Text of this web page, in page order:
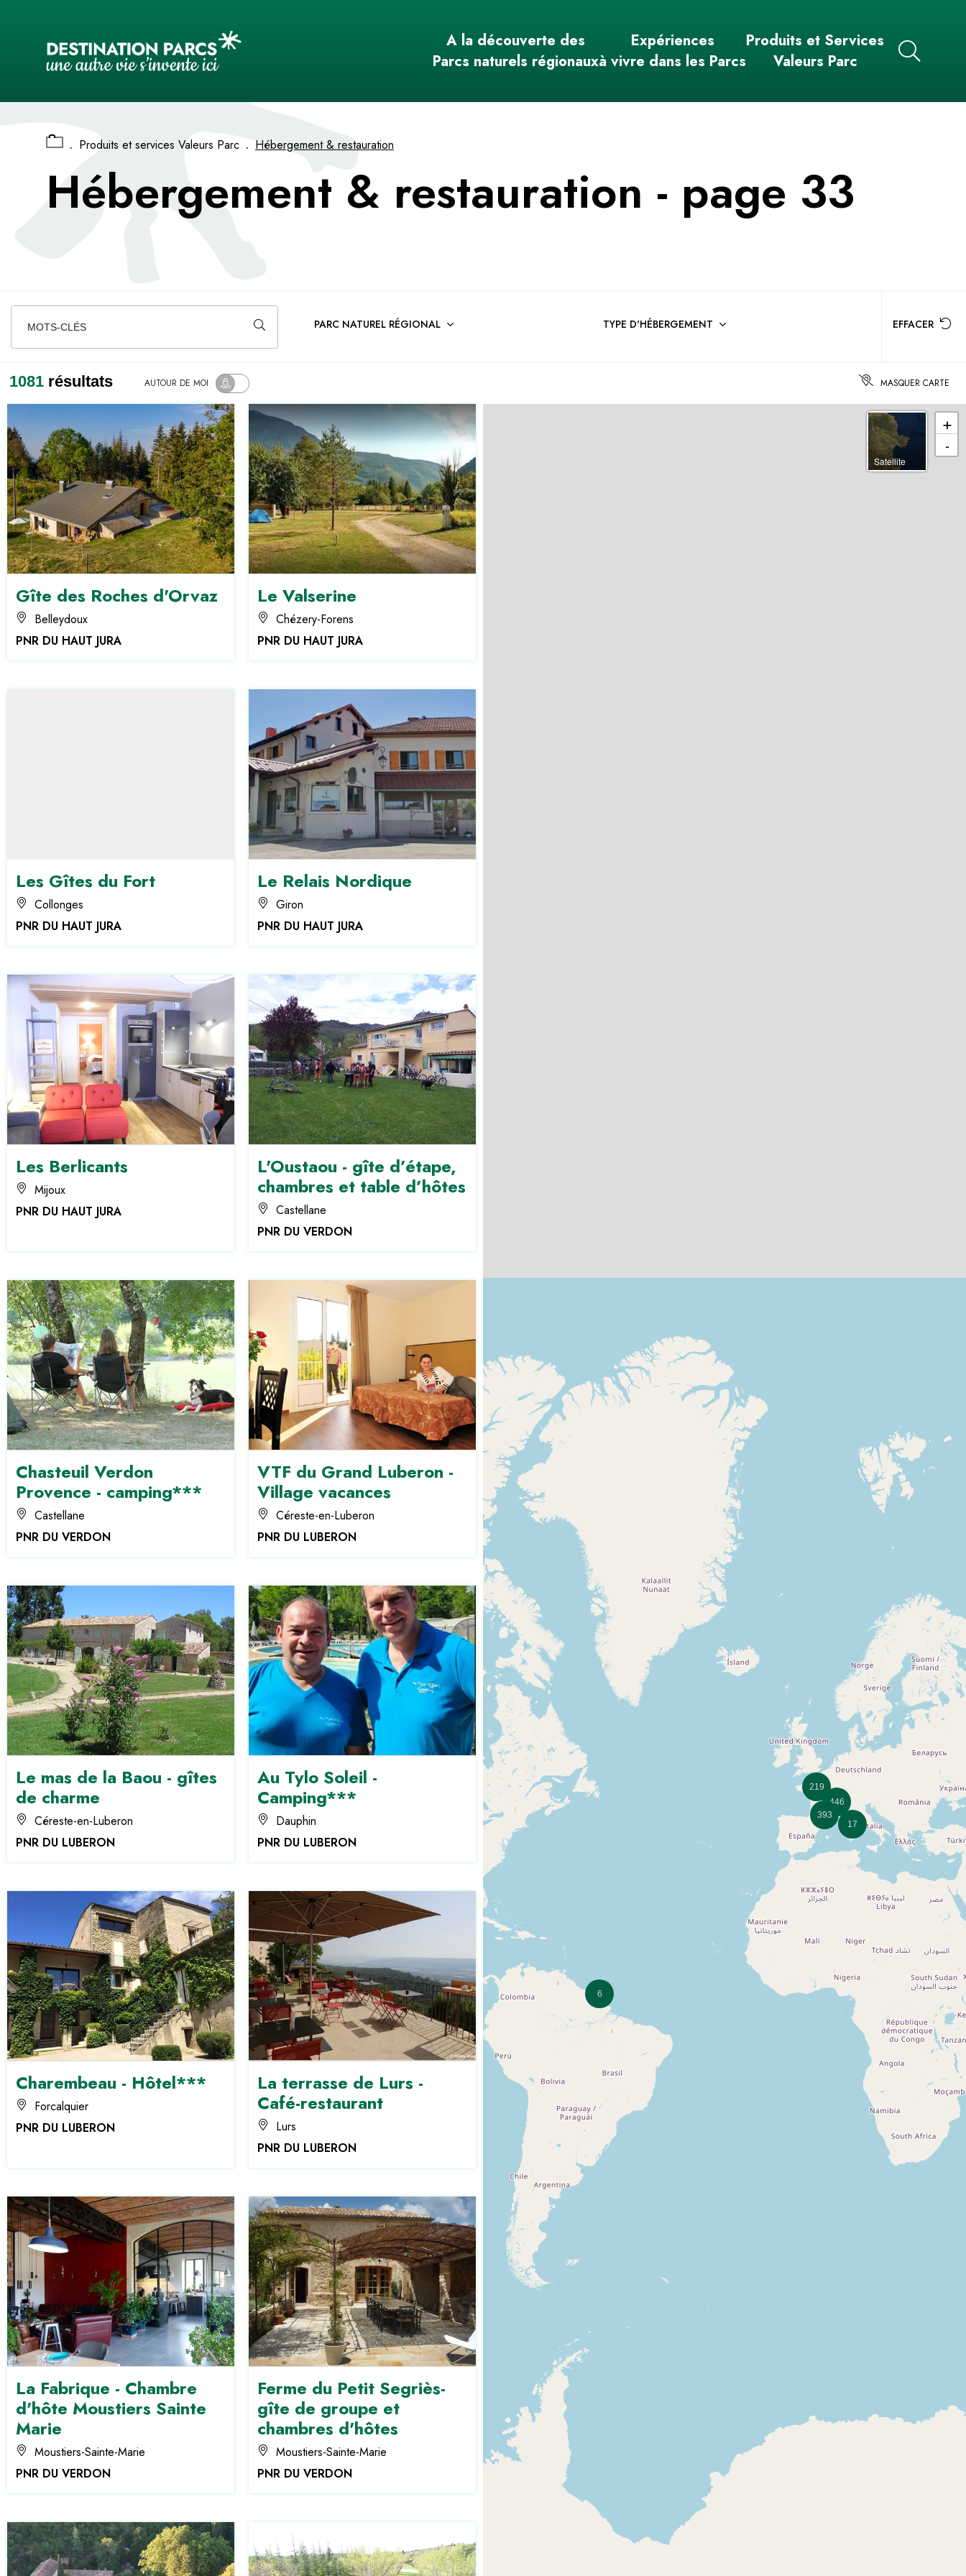
A la découverte des
Parcs naturels régionaux
Expériences
à vivre dans les Parcs
Produits et Services
Valeurs Parc
. Produits et services Valeurs Parc . Hébergement & restauration
Hébergement & restauration - page 33
MOTS-CLÉS PARC NATUREL RÉGIONAL TYPE D'HÉBERGEMENT EFFACER
1081 résultats AUTOUR DE MOI MASQUER CARTE
Gîte des Roches d'Orvaz
Belleydoux
PNR DU HAUT JURA
Le Valserine
Chézery-Forens
PNR DU HAUT JURA
Les Gîtes du Fort
Collonges
PNR DU HAUT JURA
Le Relais Nordique
Giron
PNR DU HAUT JURA
Les Berlicants
Mijoux
PNR DU HAUT JURA
L'Oustaou - gîte d’étape,
chambres et table d’hôtes
Castellane
PNR DU VERDON
Chasteuil Verdon
Provence - camping***
Castellane
PNR DU VERDON
VTF du Grand Luberon -
Village vacances
Céreste-en-Luberon
PNR DU LUBERON
Le mas de la Baou - gîtes
de charme
Céreste-en-Luberon
PNR DU LUBERON
Au Tylo Soleil -
Camping***
Dauphin
PNR DU LUBERON
Charembeau - Hôtel***
Forcalquier
PNR DU LUBERON
La terrasse de Lurs -
Café-restaurant
Lurs
PNR DU LUBERON
La Fabrique - Chambre
d'hôte Moustiers Sainte
Marie
Moustiers-Sainte-Marie
PNR DU VERDON
Ferme du Petit Segriès-
gîte de groupe et
chambres d'hôtes
Moustiers-Sainte-Marie
PNR DU VERDON
6
17
219
393
446
+
-
Satellite